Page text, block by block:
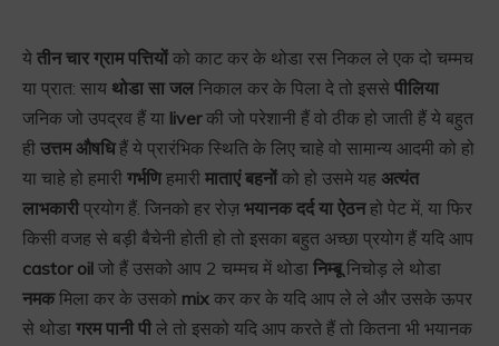
ये तीन चार ग्राम पत्तियोंको काट कर के थोडा रस निकल ले एक दो चम्मच
या प्रात: साय थोडा सा जल निकाल कर के पिला दे तो इससे पीलिया
जनिक जो उपद्रव हैं या liverकी जो परेशानी हैं वो ठीक हो जाती हैं ये बहुत
ही उत्तम औषधिहैं ये प्रारंभिक स्थिति के लिए चाहे वो सामान्य आदमी को हो
या चाहे हो हमारी गर्भणिहमारी माताएं बहनोंको हो उसमे यह अत्यंत
लाभकारीप्रयोग हैं. जिनको हर रोज़ भयानक दर्द या ऐठनहो पेट में, या फिर
किसी वजह से बड़ी बैचेनी होती हो तो इसका बहुत अच्छा प्रयोग हैं यदि आप
castor oil जो हैं उसको आप 2 चम्मच में थोडा निम्बूनिचोड़ ले थोडा
नमकमिला कर के उसको mix कर कर के यदि आप ले ले और उसके ऊपर
से थोडा गरम पानी पीले तो इसको यदि आप करते हैं तो कितना भी भयानक